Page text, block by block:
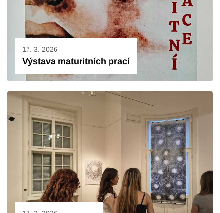
17. 3. 2026
Výstava maturitních prací